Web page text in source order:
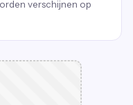
verschijnen op